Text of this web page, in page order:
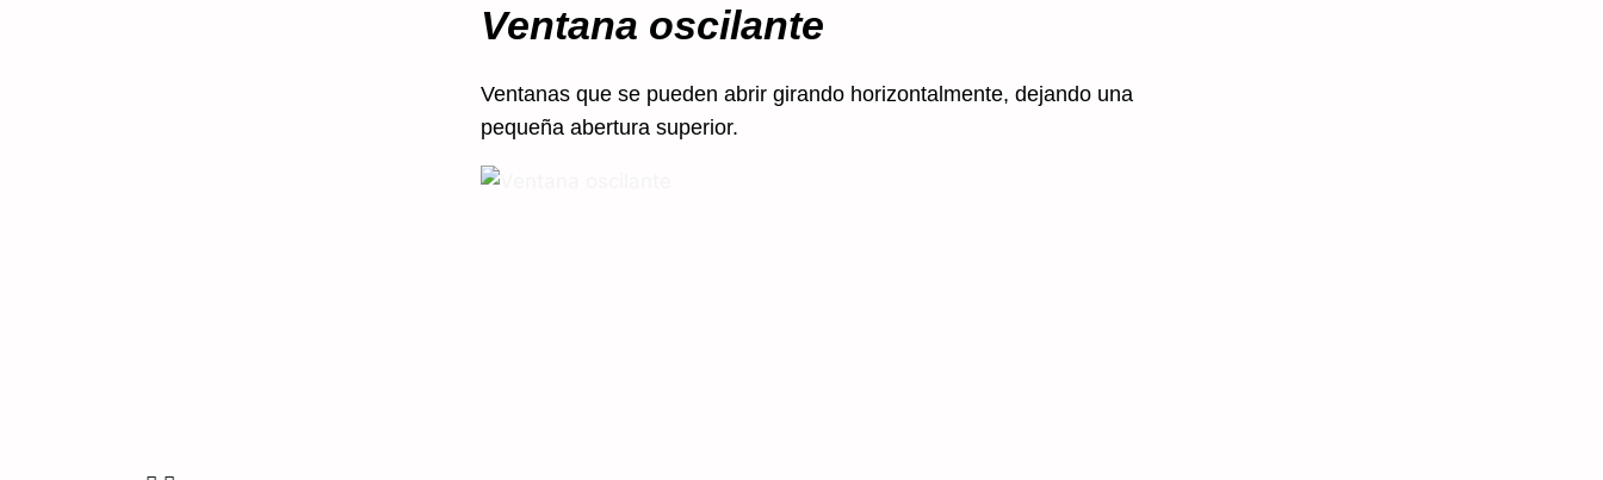
Ventana oscilante
Ventanas que se pueden abrir girando horizontalmente, dejando una
pequeña abertura superior.